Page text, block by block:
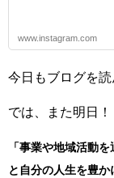
www.instagram.com
今日もブログを
では、また明日！
「事業や地域活動
と自分の人生を豊か